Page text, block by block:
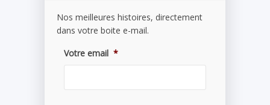
Nos meilleures histoires, directement
dans votre boite e-mail.
Votre email *